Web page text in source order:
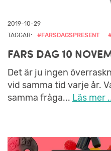
2019-10-29
TAGGAR:
#FARSDAGSPRESENT
FARS DAG 10
Det är ju ingen
vid samma tid varje år.
samma fråga... Läs mer